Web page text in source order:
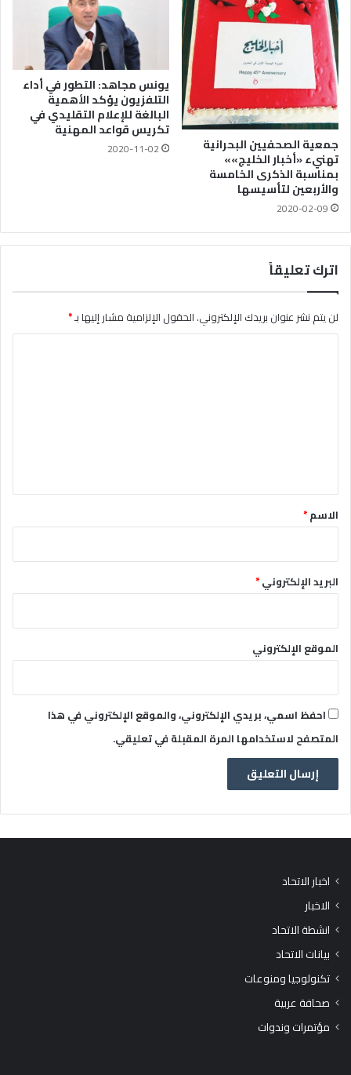
جمعية الصحفيين البحرانية
تهنيء «أخبار الخليج»»
بمناسبة الذكرى الخامسة
والأربعين لتأسيسها
2020-02-09
يونس مجاهد: التطور في أداء
التلفزيون يؤكد الأهمية
البالغة للإعلام التقليدي في
تكريس قواعد المهنية
2020-11-02
اترك تعليقاً
لن يتم نشر عنوان بريدك الإلكتروني.الحقول الإلزامية مشار إليها بـ*
*الاسم*
البريد الإلكتروني*
الموقع الإلكتروني
احفظ اسمي، بريدي الإلكتروني، والموقع الإلكتروني في هذا
المتصفح لاستخدامها المرة المقبلة في تعليقي.
اخبار الاتحاد
الاخبار
انشطة الاتحاد
بيانات الاتحاد
تكنولوجيا ومنوعات
صحافة عربية
مؤتمرات وندوات